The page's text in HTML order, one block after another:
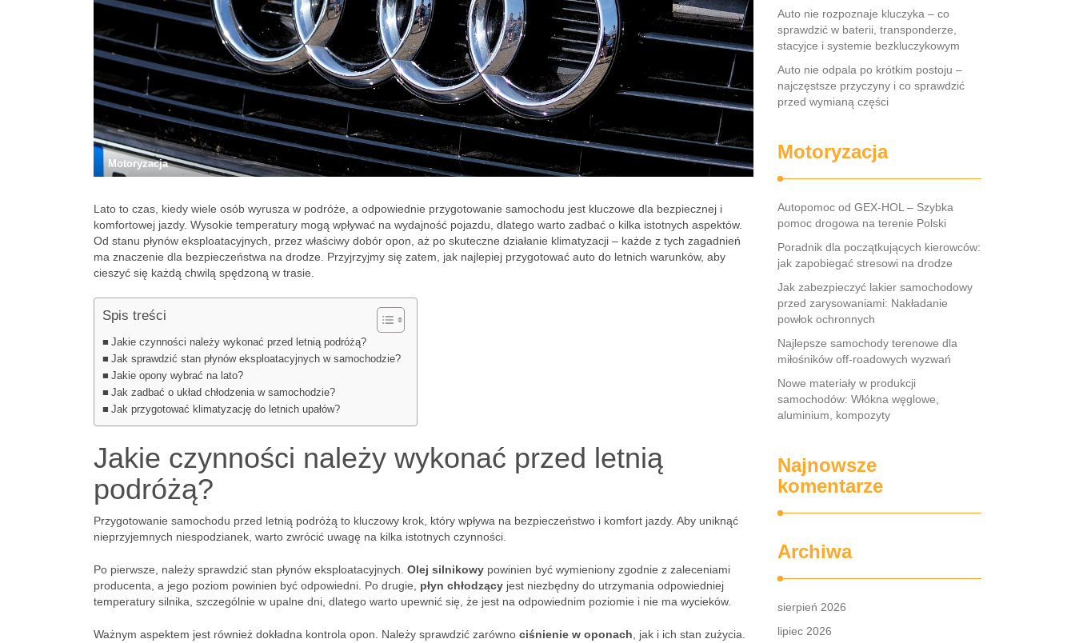
Motoryzacja
Lato to czas, kiedy wiele osób wyrusza w podróże, a odpowiednie przygotowanie samochodu jest kluczowe dla bezpiecznej i
komfortowej jazdy. Wysokie temperatury mogą wpływać na wydajność pojazdu, dlatego warto zadbać o kilka istotnych aspektów.
Od stanu płynów eksploatacyjnych, przez właściwy dobór opon, aż po skuteczne działanie klimatyzacji – każde z tych zagadnień
ma znaczenie dla bezpieczeństwa na drodze. Przyjrzyjmy się zatem, jak najlepiej przygotować auto do letnich warunków, aby
cieszyć się każdą chwilą spędzoną w trasie.
Spis treści
Jakie czynności należy wykonać przed letnią podróżą?
Jak sprawdzić stan płynów eksploatacyjnych w samochodzie?
Jakie opony wybrać na lato?
Jak zadbać o układ chłodzenia w samochodzie?
Jak przygotować klimatyzację do letnich upałów?
Jakie czynności należy wykonać przed letnią
podróżą?
Przygotowanie samochodu przed letnią podróżą to kluczowy krok, który wpływa na bezpieczeństwo i komfort jazdy. Aby uniknąć
nieprzyjemnych niespodzianek, warto zwrócić uwagę na kilka istotnych czynności.
Po pierwsze, należy sprawdzić stan płynów eksploatacyjnych. Olej silnikowy powinien być wymieniony zgodnie z zaleceniami
producenta, a jego poziom powinien być odpowiedni. Po drugie, płyn chłodzący jest niezbędny do utrzymania odpowiedniej
temperatury silnika, szczególnie w upalne dni, dlatego warto upewnić się, że jest na odpowiednim poziomie i nie ma wycieków.
Ważnym aspektem jest również dokładna kontrola opon. Należy sprawdzić zarówno ciśnienie w oponach , jak i ich stan zużycia.
Auto nie rozpoznaje kluczyka – co
sprawdzić w baterii, transponderze,
stacyjce i systemie bezkluczykowym
Auto nie odpala po krótkim postoju –
najczęstsze przyczyny i co sprawdzić
przed wymianą części
Motoryzacja
Autopomoc od GEX-HOL – Szybka
pomoc drogowa na terenie Polski
Poradnik dla początkujących kierowców:
jak zapobiegać stresowi na drodze
Jak zabezpieczyć lakier samochodowy
przed zarysowaniami: Nakładanie
powłok ochronnych
Najlepsze samochody terenowe dla
miłośników off-roadowych wyzwań
Nowe materiały w produkcji
samochodów: Włókna węglowe,
aluminium, kompozyty
Najnowsze
komentarze
Archiwa
sierpień 2026
lipiec 2026